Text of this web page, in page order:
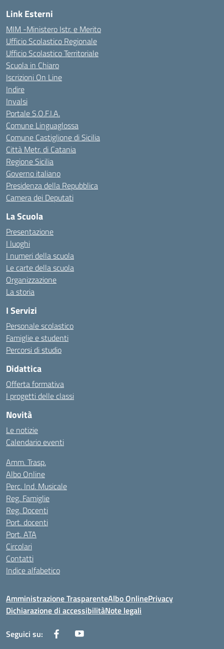
Link Esterni
MIM -Ministero Istr. e Merito
Ufficio Scolastico Regionale
Ufficio Scolastico Territoriale
Scuola in Chiaro
Iscrizioni On Line
Indire
Invalsi
Portale S.O.F.I.A.
Comune Linguaglossa
Comune Castiglione di Sicilia
Città Metr. di Catania
Regione Sicilia
Governo italiano
Presidenza della Repubblica
Camera dei Deputati
La Scuola
Presentazione
I luoghi
I numeri della scuola
Le carte della scuola
Organizzazione
La storia
I Servizi
Personale scolastico
Famiglie e studenti
Percorsi di studio
Didattica
Offerta formativa
I progetti delle classi
Novità
Le notizie
Calendario eventi
Amm. Trasp.
Albo Online
Perc. Ind. Musicale
Reg. Famiglie
Reg. Docenti
Port. docenti
Port. ATA
Circolari
Contatti
Indice alfabetico
Amministrazione TrasparenteAlbo OnlinePrivacy
Dichiarazione di accessibilitàNote legali
Seguici su: